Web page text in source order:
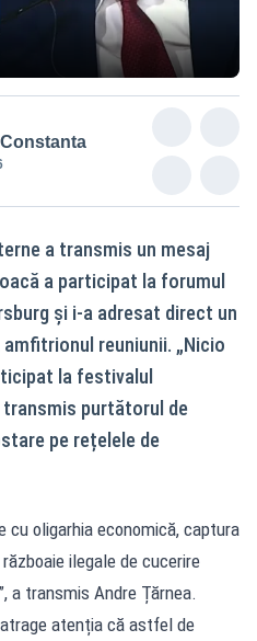
a transmis un mesaj
a participat la forumul
și i-a adresat direct un
reuniunii. „Nicio
la festivalul
purtătorul de
pe rețelele de
cu oligarhia economică, captura
ilegale de cucerire
a transmis Andre Țărnea.
atenția că astfel de